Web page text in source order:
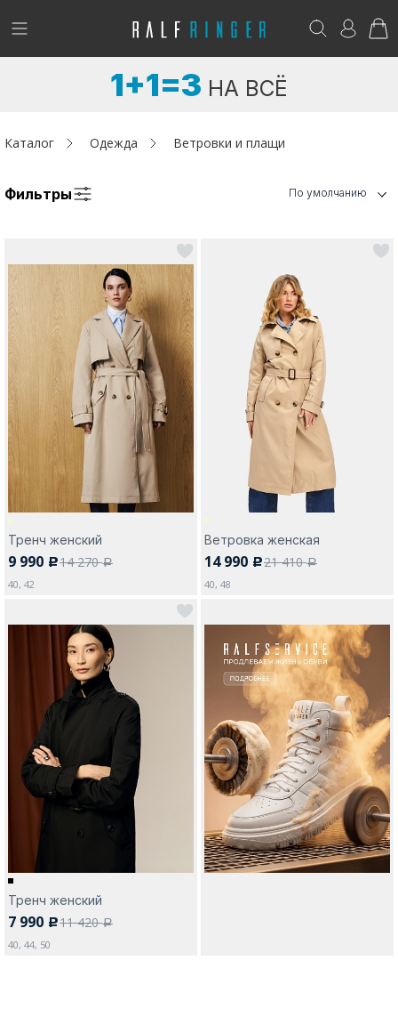
!
Женщинам
Капсула
Аутлет
Акции / Новости
Адреса магазинов
Да, все верно Изменить город
О компании
Покупателям
Возникли вопросы? - club@ralf.ru
1+1=3 НА ВСЁ
Каталог Одежда Ветровки и плащи
Фильтры По умолчанию
Тренч женский
9 990 c14 270a
40, 42
Ветровка женская
14 990 c21 410a
40, 48
Тренч женский
7 990 c11 420a
40, 44, 50